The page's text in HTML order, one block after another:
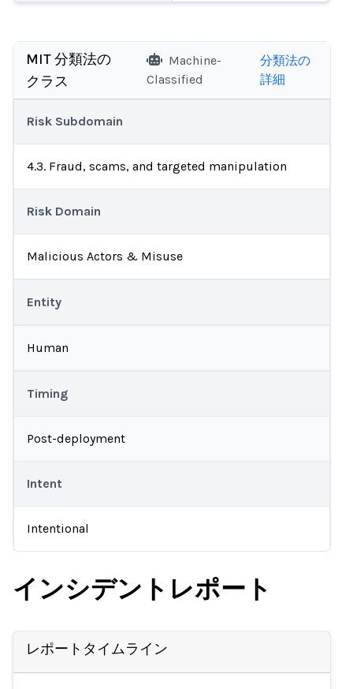
MIT 分類法の
クラス
Machine-
Classified
分類法の
詳細
Risk Subdomain
4.3. Fraud, scams, and targeted manipulation
Risk Domain
Malicious Actors & Misuse
Entity
Human
Timing
Post-deployment
Intent
Intentional
インシデントレポート
レポートタイムライン